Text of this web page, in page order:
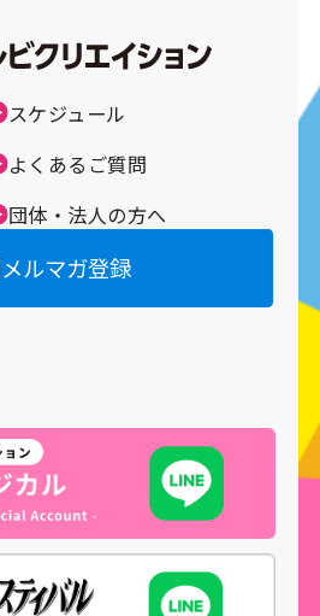
メルマガ登録
スケジュール
よくあるご質問
団体・法人の方へ
メルマガ登録